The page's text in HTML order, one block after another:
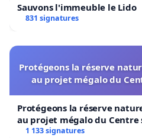
Sauvons l'immeuble le Lido
831 signatures
Protégeons la réserve
au projet mégalo du
Protégeons la réserve
au projet mégalo du Centre
1 133 signatures